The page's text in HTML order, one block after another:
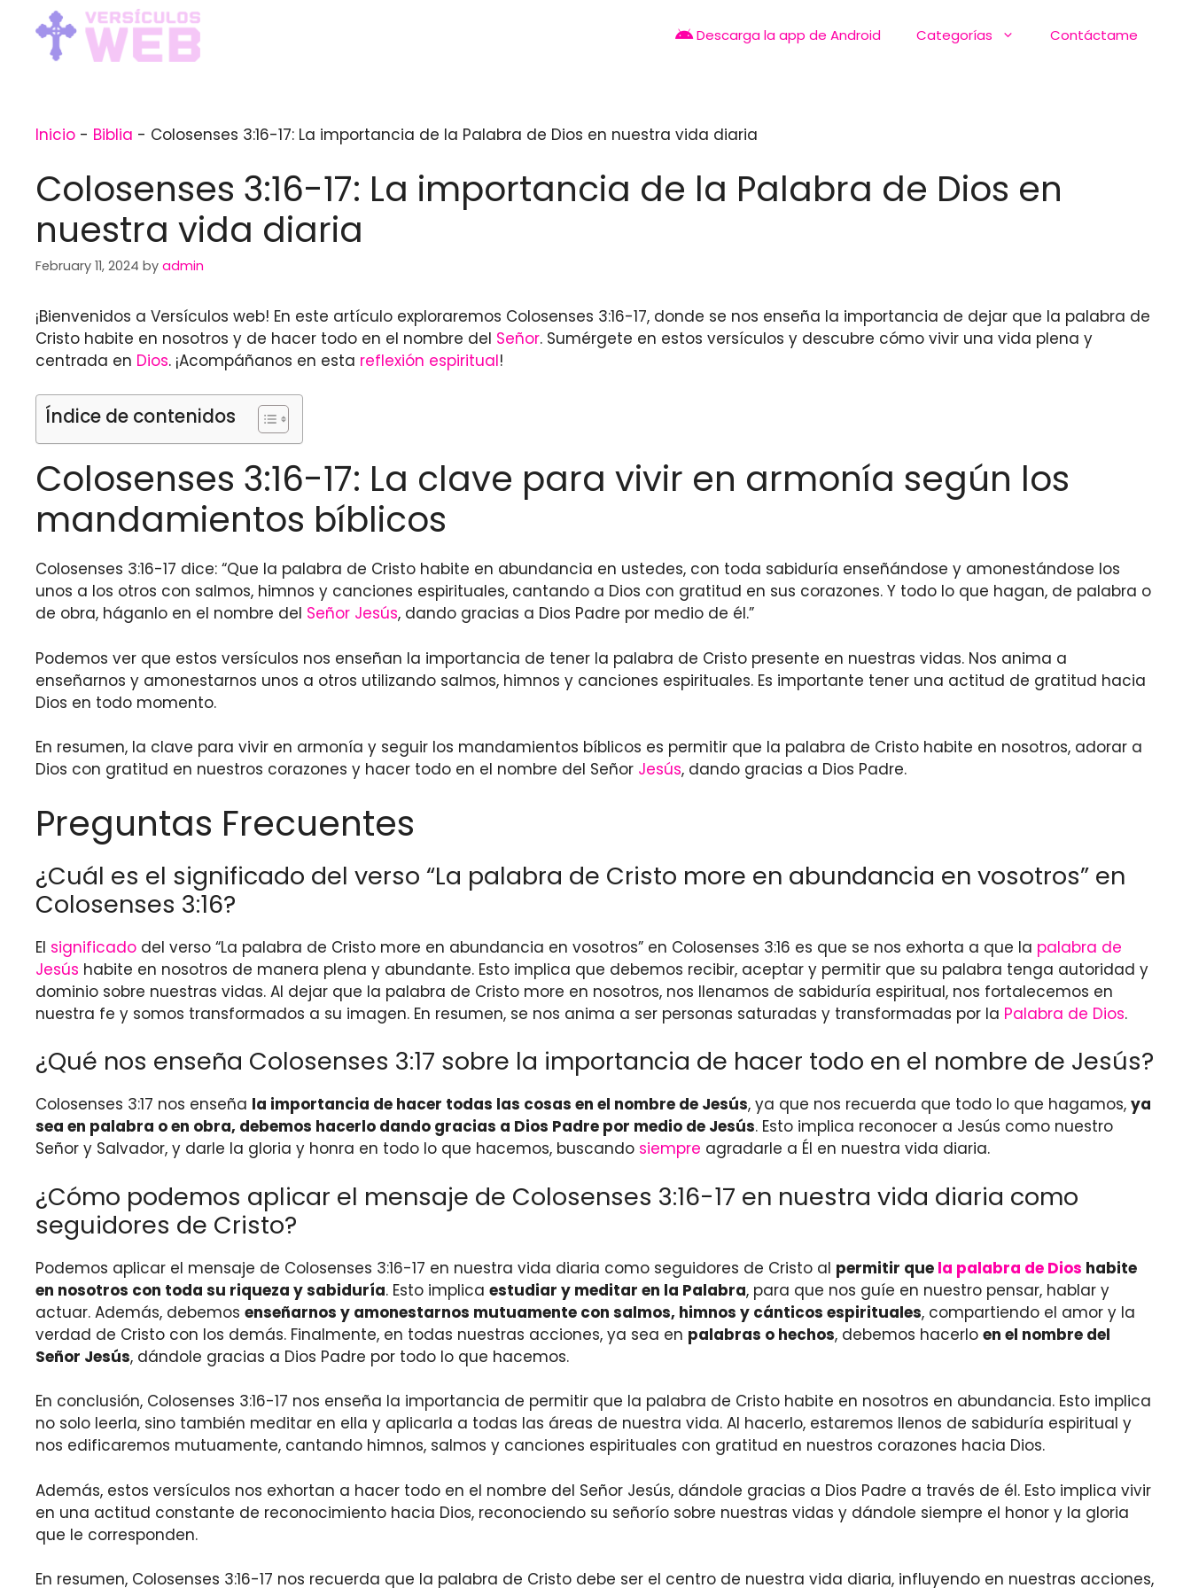
content
Descarga la app de Android Categorías Contáctame
Inicio - Biblia - Colosenses 3:16-17: La importancia de la Palabra de Dios en nuestra vida diaria
Colosenses 3:16-17: La importancia de la Palabra de Dios en
nuestra vida diaria
February 11, 2024 by admin
¡Bienvenidos a Versículos web! En este artículo exploraremos Colosenses 3:16-17, donde se nos enseña la importancia de dejar que la palabra de
Cristo habite en nosotros y de hacer todo en el nombre del Señor. Sumérgete en estos versículos y descubre cómo vivir una vida plena y
centrada en Dios. ¡Acompáñanos en esta reflexión espiritual!
Índice de contenidos
Colosenses 3:16-17: La clave para vivir en armonía según los
mandamientos bíblicos
Colosenses 3:16-17 dice: “Que la palabra de Cristo habite en abundancia en ustedes, con toda sabiduría enseñándose y amonestándose los
unos a los otros con salmos, himnos y canciones espirituales, cantando a Dios con gratitud en sus corazones. Y todo lo que hagan, de palabra o
de obra, háganlo en el nombre del Señor Jesús, dando gracias a Dios Padre por medio de él.”
Podemos ver que estos versículos nos enseñan la importancia de tener la palabra de Cristo presente en nuestras vidas. Nos anima a
enseñarnos y amonestarnos unos a otros utilizando salmos, himnos y canciones espirituales. Es importante tener una actitud de gratitud hacia
Dios en todo momento.
En resumen, la clave para vivir en armonía y seguir los mandamientos bíblicos es permitir que la palabra de Cristo habite en nosotros, adorar a
Dios con gratitud en nuestros corazones y hacer todo en el nombre del Señor Jesús, dando gracias a Dios Padre.
Preguntas Frecuentes
¿Cuál es el significado del verso “La palabra de Cristo more en abundancia en vosotros” en
Colosenses 3:16?
El significado del verso “La palabra de Cristo more en abundancia en vosotros” en Colosenses 3:16 es que se nos exhorta a que la palabra de
Jesús habite en nosotros de manera plena y abundante. Esto implica que debemos recibir, aceptar y permitir que su palabra tenga autoridad y
dominio sobre nuestras vidas. Al dejar que la palabra de Cristo more en nosotros, nos llenamos de sabiduría espiritual, nos fortalecemos en
nuestra fe y somos transformados a su imagen. En resumen, se nos anima a ser personas saturadas y transformadas por la Palabra de Dios.
¿Qué nos enseña Colosenses 3:17 sobre la importancia de hacer todo en el nombre de Jesús?
Colosenses 3:17 nos enseña la importancia de hacer todas las cosas en el nombre de Jesús, ya que nos recuerda que todo lo que hagamos, ya
sea en palabra o en obra, debemos hacerlo dando gracias a Dios Padre por medio de Jesús. Esto implica reconocer a Jesús como nuestro
Señor y Salvador, y darle la gloria y honra en todo lo que hacemos, buscando siempre agradarle a Él en nuestra vida diaria.
¿Cómo podemos aplicar el mensaje de Colosenses 3:16-17 en nuestra vida diaria como
seguidores de Cristo?
Podemos aplicar el mensaje de Colosenses 3:16-17 en nuestra vida diaria como seguidores de Cristo al permitir que la palabra de Dios habite
en nosotros con toda su riqueza y sabiduría. Esto implica estudiar y meditar en la Palabra, para que nos guíe en nuestro pensar, hablar y
actuar. Además, debemos enseñarnos y amonestarnos mutuamente con salmos, himnos y cánticos espirituales, compartiendo el amor y la
verdad de Cristo con los demás. Finalmente, en todas nuestras acciones, ya sea en palabras o hechos, debemos hacerlo en el nombre del
Señor Jesús, dándole gracias a Dios Padre por todo lo que hacemos.
En conclusión, Colosenses 3:16-17 nos enseña la importancia de permitir que la palabra de Cristo habite en nosotros en abundancia. Esto implica
no solo leerla, sino también meditar en ella y aplicarla a todas las áreas de nuestra vida. Al hacerlo, estaremos llenos de sabiduría espiritual y
nos edificaremos mutuamente, cantando himnos, salmos y canciones espirituales con gratitud en nuestros corazones hacia Dios.
Además, estos versículos nos exhortan a hacer todo en el nombre del Señor Jesús, dándole gracias a Dios Padre a través de él. Esto implica vivir
en una actitud constante de reconocimiento hacia Dios, reconociendo su señorío sobre nuestras vidas y dándole siempre el honor y la gloria
que le corresponden.
En resumen, Colosenses 3:16-17 nos recuerda que la palabra de Cristo debe ser el centro de nuestra vida diaria, influyendo en nuestras acciones,